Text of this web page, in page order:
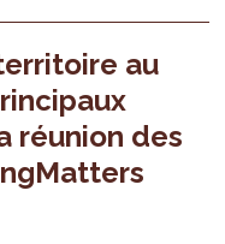
au
réunion des